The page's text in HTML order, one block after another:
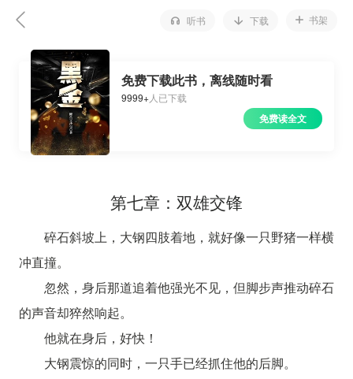
听书 下载 书架
免费下载此书，离线随时看
9999+人已下载
免费读全文
第七章：双雄交锋
碎石斜坡上，大钢四肢着地，就好像一只野猪一样横
冲直撞。
忽然，身后那道追着他强光不见，但脚步声推动碎石
的声音却猝然响起。
他就在身后，好快！
大钢震惊的同时，一只手已经抓住他的后脚。